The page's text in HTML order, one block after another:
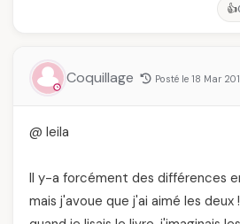
👍
Coquillage Posté le 18 Mar
@ leila
Il y-a forcément des différences
mais j'avoue que j'ai aimé les